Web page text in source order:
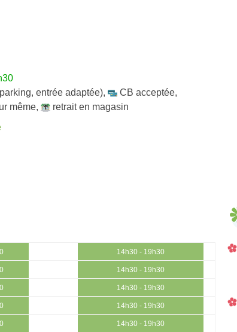
entrée adaptée), CB acceptée,
même,
retrait en magasin
14h30 - 19h30
14h30 - 19h30
14h30 - 19h30
14h30 - 19h30
14h30 - 19h30